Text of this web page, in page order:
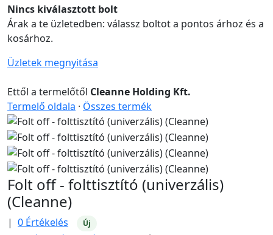
Nincs kiválasztott bolt
Árak a te üzletedben: válassz boltot a pontos árhoz és a
kosárhoz.
Üzletek megnyitása
Ettől a termelőtől Cleanne Holding Kft.
Termelő oldala · Összes termék
Folt off - folttisztító (univerzális)
(Cleanne)
| 0 Értékelés Új